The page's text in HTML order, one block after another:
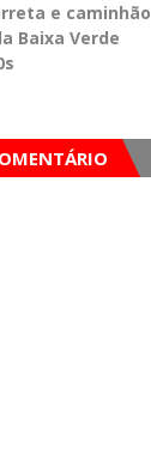
e caminhão
Baixa Verde